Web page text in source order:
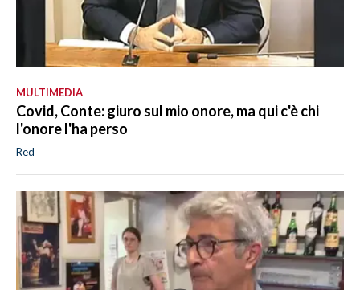
MULTIMEDIA
Covid, Conte: giuro sul mio onore, ma qui c'è chi
l'onore l'ha perso
Red